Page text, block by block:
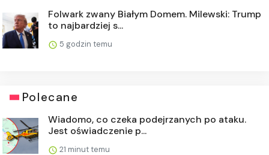
Folwark zwany Białym Domem. Milewski: Trump
to najbardziej s...
5 godzin temu
Polecane
Wiadomo, co czeka podejrzanych po ataku.
Jest oświadczenie p...
21 minut temu